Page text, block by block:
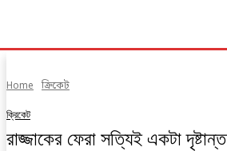
Home ক্রিকেট
ক্রিকেট
রাজ্জাকের ফেরা সত্যিই একটা দৃষ্টান্ত